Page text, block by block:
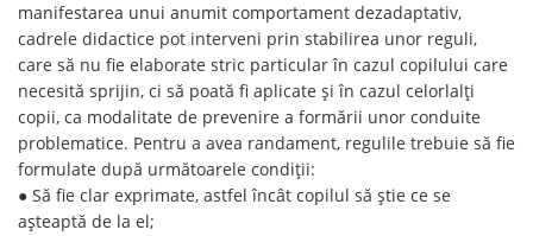
manifestarea unui anumit comportament dezadaptativ,
cadrele didactice pot interveni prin stabilirea unor reguli,
care să nu fie elaborate stric particular în cazul copilului care
necesită sprijin, ci să poată fi aplicate şi în cazul celorlalți
copii, ca modalitate de prevenire a formării unor conduite
problematice. Pentru a avea randament, regulile trebuie să fie
formulate după următoarele condiții:
● Să fie clar exprimate, astfel încât copilul să ştie ce se
așteaptă de la el;